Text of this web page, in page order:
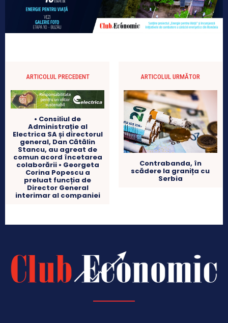
ARTICOLUL PRECEDENT
• Consiliul de
Administrație al
Electrica SA și directorul
general, Dan Cătălin
Stancu, au agreat de
comun acord încetarea
colaborării • Georgeta
Corina Popescu a
preluat funcția de
Director General
interimar al companiei
ARTICOLUL URMĂTOR
Contrabanda, în
scădere la granița cu
Serbia